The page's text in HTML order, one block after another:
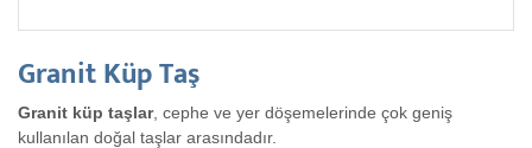
Granit Küp Taş
Granit küp taşlar, cephe ve yer döşemelerinde çok geniş
kullanılan doğal taşlar arasındadır.